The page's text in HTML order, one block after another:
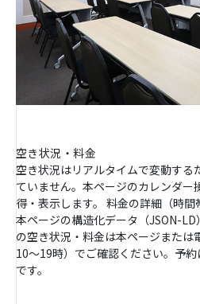
空き状況・料金
空き状況はリアルタイムで変動する
ていません。本ページのカレンダー
得・表示します。 料金の詳細（時
本ページの構造化データ（JSON-
の空き状況・料金は本ページまた
10〜19時）でご確認ください。予
です。